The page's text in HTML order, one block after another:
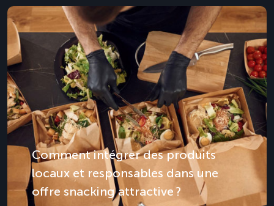
Comment intégrer des produits
locaux et responsables dans une
offre snacking attractive ?